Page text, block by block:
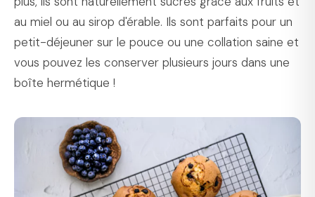
au miel ou au sirop d'érable. Ils sont parfaits pour un
petit-déjeuner sur le pouce ou une collation saine et
vous pouvez les conserver plusieurs jours dans une
boîte hermétique !